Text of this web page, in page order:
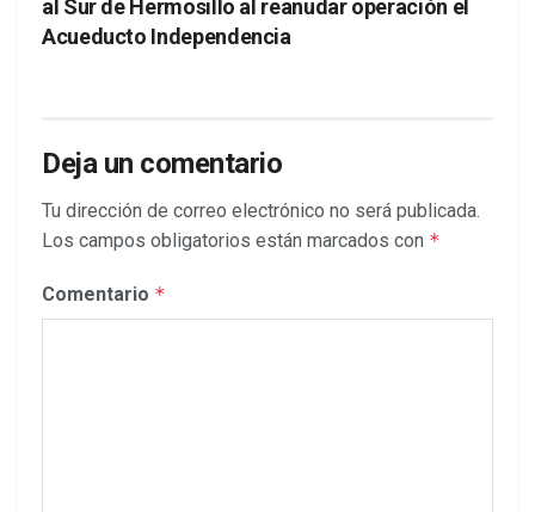
al Sur de Hermosillo al reanudar operación el
Acueducto Independencia
Deja un comentario
Tu dirección de correo electrónico no será publicada.
Los campos obligatorios están marcados con *
Comentario *